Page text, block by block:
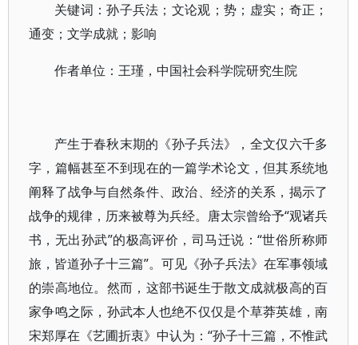
关键词：孙子兵法；文论观；势；虚实；奇正；
通变；文学成就；影响
作者单位：王瑾，中国社会科学院研究生院
产生于春秋末期的《孙子兵法》，全文仅六千多
字，篇幅甚至不到现在的一篇学术论文，但其系统地
阐释了战争与自然条件、政治、经济的关系，揭示了
战争的规律，历来被尊为兵经。唐太宗曾给予“观诸兵
书，无出孙武”的极高评价，司马迁说：“世俗所称师
旅，皆道孙子十三篇”。可见《孙子兵法》在军事领域
的崇高地位。然而，这部书诞生于散文成就极高的百
家争鸣之际，孙武本人也绝不仅仅是个草莽英雄，南
宋郑厚在《艺圃折衷》中认为：“孙子十三篇，不惟武